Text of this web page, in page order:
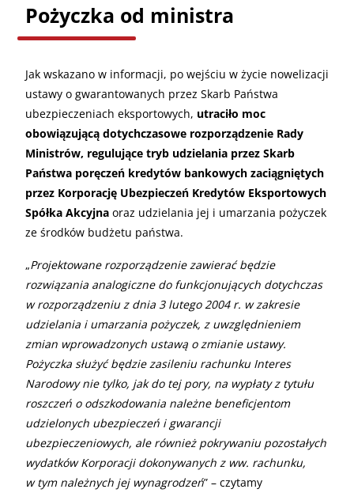
Pożyczka od ministra
Jak wskazano w informacji, po wejściu w życie nowelizacji
ustawy o gwarantowanych przez Skarb Państwa
ubezpieczeniach eksportowych, utraciło moc
obowiązującą dotychczasowe rozporządzenie Rady
Ministrów, regulujące tryb udzielania przez Skarb
Państwa poręczeń kredytów bankowych zaciągniętych
przez Korporację Ubezpieczeń Kredytów Eksportowych
Spółka Akcyjna oraz udzielania jej i umarzania pożyczek
ze środków budżetu państwa.
„Projektowane rozporządzenie zawierać będzie
rozwiązania analogiczne do funkcjonujących dotychczas
w rozporządzeniu z dnia 3 lutego 2004 r. w zakresie
udzielania i umarzania pożyczek, z uwzględnieniem
zmian wprowadzonych ustawą o zmianie ustawy.
Pożyczka służyć będzie zasileniu rachunku Interes
Narodowy nie tylko, jak do tej pory, na wypłaty z tytułu
roszczeń o odszkodowania należne beneficjentom
udzielonych ubezpieczeń i gwarancji
ubezpieczeniowych, ale również pokrywaniu pozostałych
wydatków Korporacji dokonywanych z ww. rachunku,
w tym należnych jej wynagrodzeń” – czytamy